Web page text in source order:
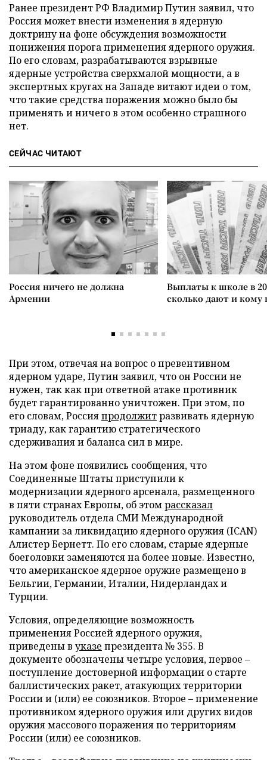
Ранее президент РФ Владимир Путин заявил, что
Россия может внести изменения в ядерную
доктрину на фоне обсуждения возможности
понижения порога применения ядерного оружия.
По его словам, разрабатываются взрывные
ядерные устройства сверхмалой мощности, а в
экспертных кругах на Западе витают идеи о том,
что такие средства поражения можно было бы
применять и ничего в этом особенно страшного
нет.
СЕЙЧАС ЧИТАЮТ
Россия ничего не должна
Армении
Выплаты к школе в
сколько дают и
При этом, отвечая на вопрос о превентивном
ядерном ударе, Путин заявил, что он России не
нужен, так как при ответной атаке противник
будет гарантированно уничтожен. При этом, по
его словам, Россияпродолжитразвивать ядерную
триаду, как гарантию стратегического
сдерживания и баланса сил в мире.
На этом фоне появились сообщения, что
Соединенные Штаты приступили к
модернизации ядерного арсенала, размещенного
в пяти странах Европы, об этомрассказал
руководитель отдела СМИ Международной
кампании за ликвидацию ядерного оружия (ICAN)
Алистер Бернетт. По его словам, старые ядерные
боеголовки заменяются на более новые. Известно,
что американское ядерное оружие размещено в
Бельгии, Германии, Италии, Нидерландах и
Турции.
Условия, определяющие возможность
применения Россией ядерного оружия,
приведены в указе президента № 355. В
документе обозначены четыре условия, первое –
поступление достоверной информации о старте
баллистических ракет, атакующих территории
России и (или) ее союзников. Второе – применение
противником ядерного оружия или других видов
оружия массового поражения по территориям
России (или) ее союзников.